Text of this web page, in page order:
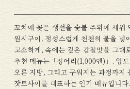
꼬치에 꽂은 생선을 숯불 주위에 세워
원시구이. 정성스럽게 천천히 불을 넣
고소하게, 속에는 깊은 감칠맛을 그대
추천 메뉴는「정어리(1,000엔)」. 압
오른 지방, 그리고 구워지는 과정까지
잣토사이를 대표하는 인기 메뉴입니